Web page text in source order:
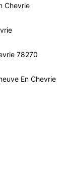
Chevrie
78270
En Chevrie